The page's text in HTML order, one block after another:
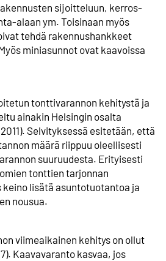
sijoitteluun, kerros­
alaan ym. Toisinaan myös
tehdä rakennus­hankkeet
miniasunnot ovat kaavoissa
tonttivarannon kehitystä ja
ainakin Helsingin osalta
Selvityksessä esitetään, että
määrä riippuu oleellisesti
suuruudesta. Erityisesti
tonttien tarjonnan
keino lisätä asunto­tuotantoa ja
nousua.
viimeaikainen kehitys on ollut
Kaavavaranto kasvaa, jos